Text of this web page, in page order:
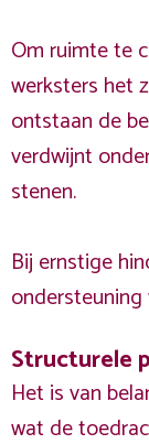
Om ruimte te
werksters het
ontstaan de
verdwijnt
stenen.
Bij ernstige
Structurele
Het is van
wat de